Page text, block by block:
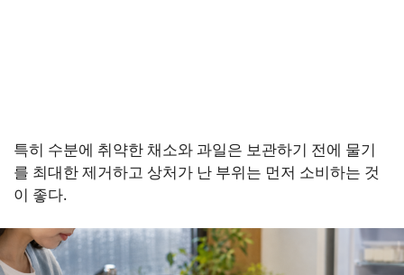
특히 수분에 취약한 채소와 과일은 보관하기 전에 물기
를 최대한 제거하고 상처가 난 부위는 먼저 소비하는 것
이 좋다.